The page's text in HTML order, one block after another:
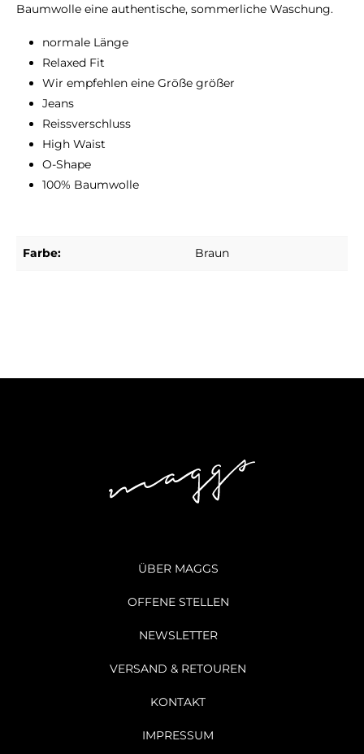
Baumwolle eine authentische, sommerliche Waschung.
normale Länge
Relaxed Fit
Wir empfehlen eine Größe größer
Jeans
Reissverschluss
High Waist
O-Shape
100% Baumwolle
Farbe: Braun
ÜBER MAGGS
OFFENE STELLEN
NEWSLETTER
VERSAND & RETOUREN
KONTAKT
IMPRESSUM